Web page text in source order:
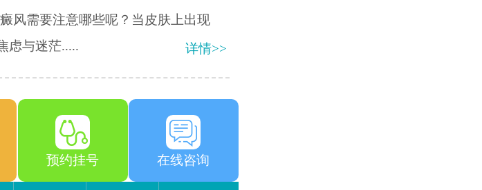
风需要注意哪些呢？当皮肤上出现
虑与迷茫.....
详情>>
预约挂号 在线咨询